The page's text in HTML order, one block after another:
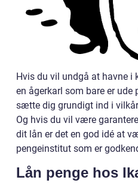
Hvis du vil undgå at havne i
en ågerkarl som bare er
sætte dig grundigt ind i
Og hvis du vil være
dit lån er det en god idé at
pengeinstitut som er
Lån penge hos